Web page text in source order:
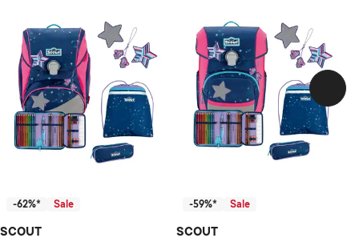
-62%* Sale
SCOUT
-59%* Sale
SCOUT